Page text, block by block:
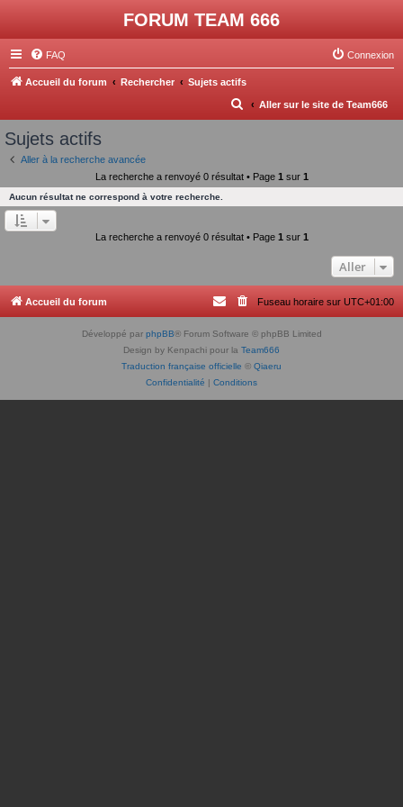
FORUM TEAM 666
FAQ Connexion
Accueil du forum Rechercher Sujets actifs
Aller sur le site de Team666
R
e
r
Sujets actifs
Aller à la recherche avancée
La recherche a renvoyé 0 résultat • Page 1 sur 1
Aucun résultat ne correspond à votre recherche.
La recherche a renvoyé 0 résultat • Page 1 sur 1
Aller
Accueil du forum Fuseau horaire sur UTC+01:00
Développé par phpBB® Forum Software © phpBB Limited
Design by Kenpachi pour la Team666
Traduction française officielle © Qiaeru
Confidentialité | Conditions